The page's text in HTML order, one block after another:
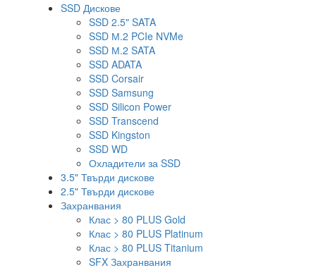
SSD Дискове
SSD 2.5" SATA
SSD М.2 PCIe NVMe
SSD М.2 SATA
SSD ADATA
SSD Corsair
SSD Samsung
SSD Silicon Power
SSD Transcend
SSD Kingston
SSD WD
Охладители за SSD
3.5" Твърди дискове
2.5" Твърди дискове
Захранвания
Клас > 80 PLUS Gold
Клас > 80 PLUS Platinum
Клас > 80 PLUS Titanium
SFX Захранвания